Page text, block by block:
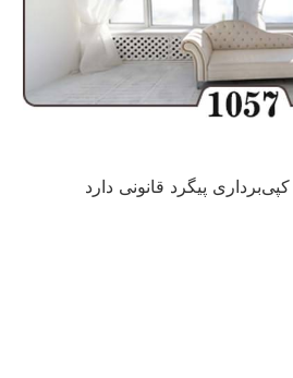
پیگرد قانونی دارد